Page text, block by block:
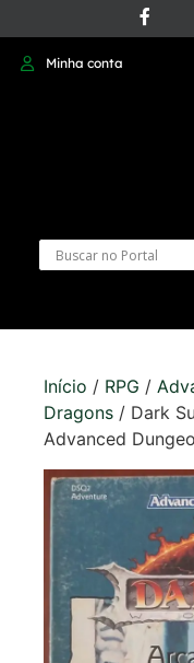
Minha conta
Início / RPG /
Dragons / Dark
Advanced